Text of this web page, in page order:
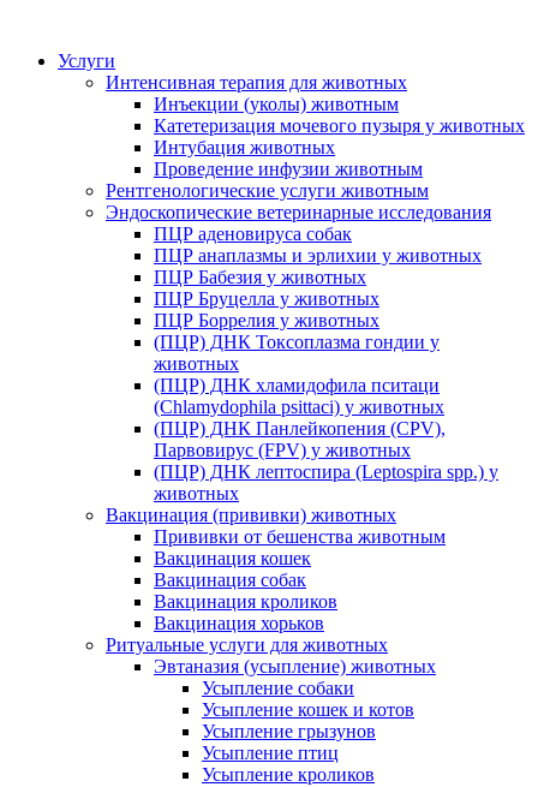
Услуги
Интенсивная терапия для животных
Инъекции (уколы) животным
Катетеризация мочевого пузыря у животных
Интубация животных
Проведение инфузии животным
Рентгенологические услуги животным
Эндоскопические ветеринарные исследования
ПЦР аденовируса собак
ПЦР анаплазмы и эрлихии у животных
ПЦР Бабезия у животных
ПЦР Бруцелла у животных
ПЦР Боррелия у животных
(ПЦР) ДНК Токсоплазма гондии у
животных
(ПЦР) ДНК хламидофила пситаци
(Chlamydophila psittaci) у животных
(ПЦР) ДНК Панлейкопения (CPV),
Парвовирус (FPV) у животных
(ПЦР) ДНК лептоспира (Leptospira spp.) у
животных
Вакцинация (прививки) животных
Прививки от бешенства животным
Вакцинация кошек
Вакцинация собак
Вакцинация кроликов
Вакцинация хорьков
Ритуальные услуги для животных
Эвтаназия (усыпление) животных
Усыпление собаки
Усыпление кошек и котов
Усыпление грызунов
Усыпление птиц
Усыпление кроликов